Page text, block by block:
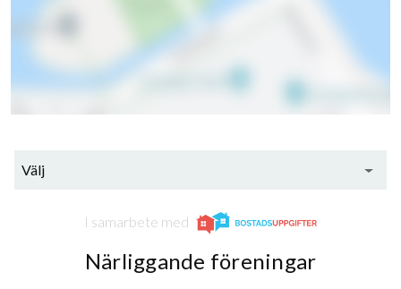
Välj
I samarbete med
Närliggande föreningar